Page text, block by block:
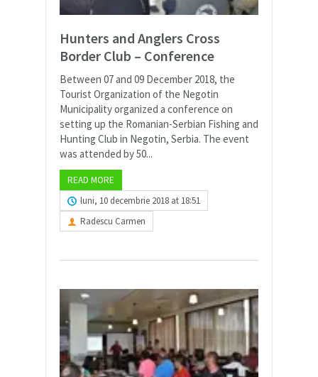
Hunters and Anglers Cross
Border Club – Conference
Between 07 and 09 December 2018, the
Tourist Organization of the Negotin
Municipality organized a conference on
setting up the Romanian-Serbian Fishing and
Hunting Club in Negotin, Serbia. The event
was attended by 50...
READ MORE
luni, 10 decembrie 2018 at 18:51
Radescu Carmen